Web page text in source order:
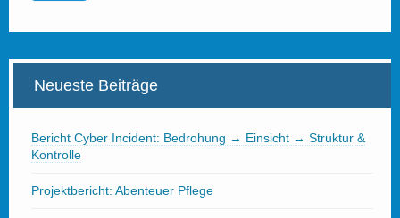
Neueste Beiträge
Bericht Cyber Incident: Bedrohung → Einsicht → Struktur &
Kontrolle
Projektbericht: Abenteuer Pflege